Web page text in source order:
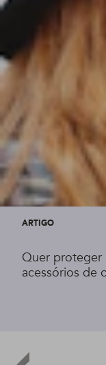
ARTIGO
Quer proteger
acessórios de